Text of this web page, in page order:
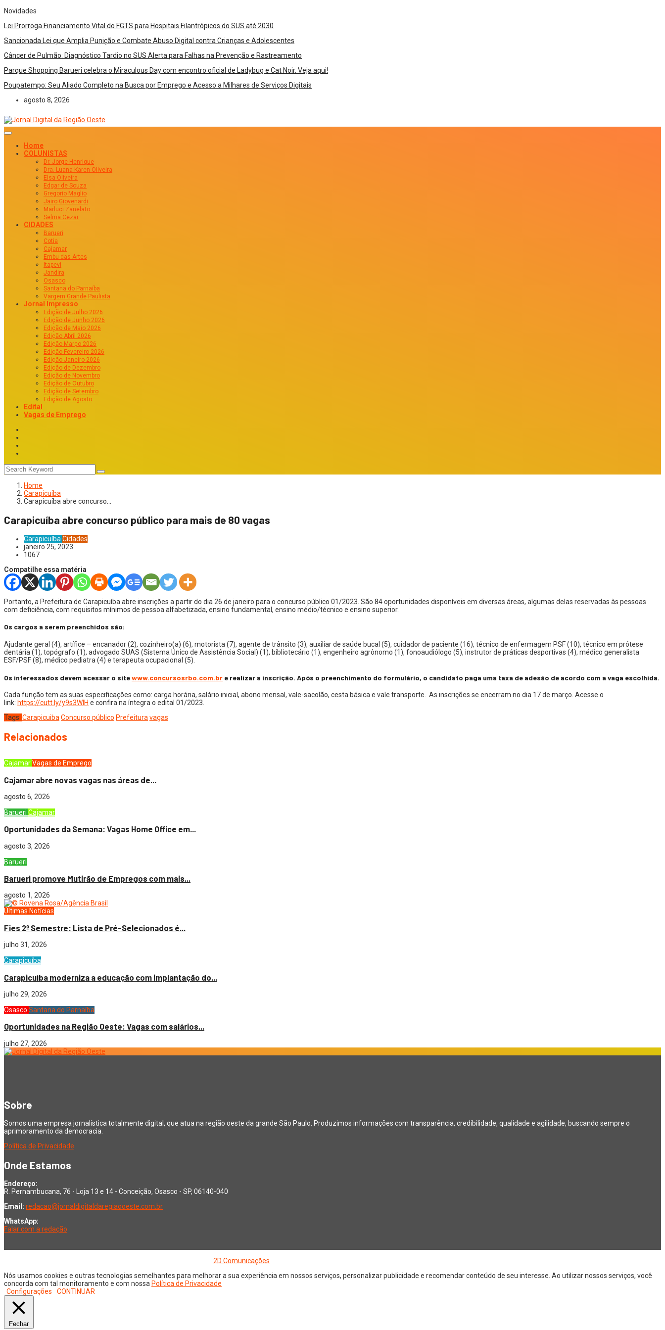
Novidades
Lei Prorroga Financiamento Vital do FGTS para Hospitais Filantrópicos do SUS até 2030
Sancionada Lei que Amplia Punição e Combate Abuso Digital contra Crianças e Adolescentes
Câncer de Pulmão: Diagnóstico Tardio no SUS Alerta para Falhas na Prevenção e Rastreamento
Parque Shopping Barueri celebra o Miraculous Day com encontro oficial de Ladybug e Cat Noir. Veja aqui!
Poupatempo: Seu Aliado Completo na Busca por Emprego e Acesso a Milhares de Serviços Digitais
agosto 8, 2026
Home
COLUNISTAS
Dr. Jorge Henrique
Dra. Luana Karen Oliveira
Elsa Oliveira
Edgar de Souza
Gregorio Maglio
Jairo Giovenardi
Marluci Zanelato
Selma Cezar
CIDADES
Barueri
Cotia
Cajamar
Embu das Artes
Itapevi
Jandira
Osasco
Santana do Parnaíba
Vargem Grande Paulista
Jornal Impresso
Edição de Julho 2026
Edição de Junho 2026
Edição de Maio 2026
Edição Abril 2026
Edição Março 2026
Edição Fevereiro 2026
Edição Janeiro 2026
Edição de Dezembro
Edição de Novembro
Edição de Outubro
Edição de Setembro
Edição de Agosto
Edital
Vagas de Emprego
Home
Carapicuíba
Carapicuíba abre concurso…
Carapicuíba abre concurso público para mais de 80 vagas
Carapicuíba Cidades
janeiro 25, 2023
1067
Compatilhe essa matéria
Portanto, a Prefeitura de Carapicuíba abre inscrições a partir do dia 26 de janeiro para o concurso público 01/2023. São 84 oportunidades disponíveis em diversas áreas, algumas delas reservadas às pessoas
com deficiência, com requisitos mínimos de pessoa alfabetizada, ensino fundamental, ensino médio/técnico e ensino superior.
Os cargos a serem preenchidos são:
Ajudante geral (4), artífice – encanador (2), cozinheiro(a) (6), motorista (7), agente de trânsito (3), auxiliar de saúde bucal (5), cuidador de paciente (16), técnico de enfermagem PSF (10), técnico em prótese
dentária (1), topógrafo (1), advogado SUAS (Sistema Único de Assistência Social) (1), bibliotecário (1), engenheiro agrônomo (1), fonoaudiólogo (5), instrutor de práticas desportivas (4), médico generalista
ESF/PSF (8), médico pediatra (4) e terapeuta ocupacional (5).
Os interessados devem acessar o sitewww.concursosrbo.com.br e realizar a inscrição. Após o preenchimento do formulário, o candidato paga uma taxa de adesão de acordo com a vaga escolhida.
Cada função tem as suas especificações como: carga horária, salário inicial, abono mensal, vale-sacolão, cesta básica e vale transporte. As inscrições se encerram no dia 17 de março. Acesse o
link: https://cutt.ly/y9s3WlH e confira na íntegra o edital 01/2023.
Tags: CarapicuibaConcurso público Prefeituravagas
Relacionados
CajamarVagas de Emprego
Cajamar abre novas vagas nas áreas de...
agosto 6, 2026
Barueri Cajamar
Oportunidades da Semana: Vagas Home Office em...
agosto 3, 2026
Barueri
Barueri promove Mutirão de Empregos com mais...
agosto 1, 2026
Últimas Notícias
Fies 2º Semestre: Lista de Pré-Selecionados é...
julho 31, 2026
Carapicuíba
Carapicuíba moderniza a educação com implantação do...
julho 29, 2026
Osasco Santana do Parnaíba
Oportunidades na Região Oeste: Vagas com salários...
julho 27, 2026
Sobre
Somos uma empresa jornalística totalmente digital, que atua na região oeste da grande São Paulo. Produzimos informações com transparência, credibilidade, qualidade e agilidade, buscando sempre o
aprimoramento da democracia.
Política de Privacidade
Onde Estamos
Endereço:
R. Pernambucana, 76 - Loja 13 e 14 - Conceição, Osasco - SP, 06140-040
Email: redacao@jornaldigitaldaregiaooeste.com.br
WhatsApp:
Falar com a redação
2D Comunicações
Nós usamos cookies e outras tecnologias semelhantes para melhorar a sua experiência em nossos serviços, personalizar publicidade e recomendar conteúdo de seu interesse. Ao utilizar nossos serviços, você
concorda com tal monitoramento e com nossa Política de Privacidade
Configurações
CONTINUAR
Fechar